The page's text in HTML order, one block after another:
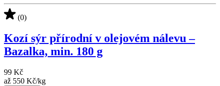
(0)
Kozí sýr přírodní v olejovém nálevu –
Bazalka, min. 180 g
99 Kč
až 550 Kč/kg